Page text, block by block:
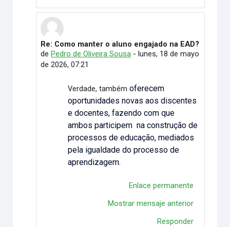
En respuesta a Flavia Correa Ventilari de Oliveira
Re: Como manter o aluno engajado na EAD?
de Pedro de Oliveira Sousa - lunes, 18 de mayo
de 2026, 07:21
Verdade, tambémoferecem
oportunidades novas aos discentes
e docentes, fazendo com que
ambos participem na construção de
processos de educação, mediados
pela igualdade do processo de
aprendizagem.
Enlace permanente
Mostrar mensaje anterior
Responder